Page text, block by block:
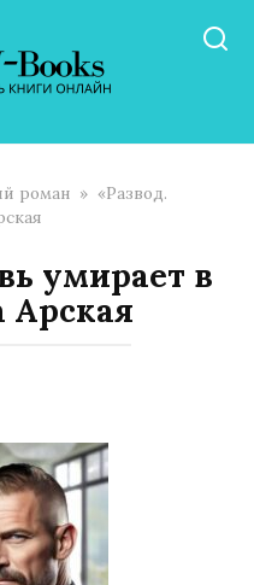
роман » «Развод.
умирает в
Арская